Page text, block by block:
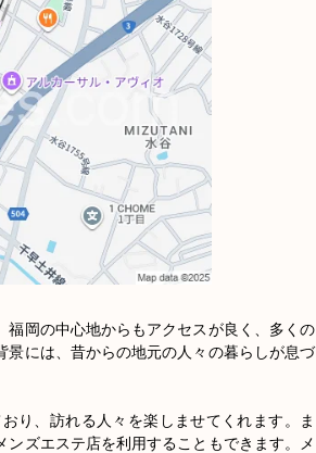
岡の中心地からもアクセスが良く、多くの
には、昔からの地元の人々の暮らしが息づ
り、訪れる人々を楽しませてくれます。ま
ズエステ店を利用することもできます。メ